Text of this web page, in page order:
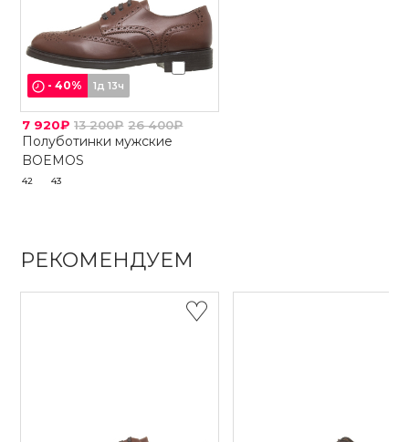
-40% 1д 13ч
7 920₽ 13 200₽ 26 400₽
Полуботинки мужские
BOEMOS
42 43
РЕКОМЕНДУЕМ